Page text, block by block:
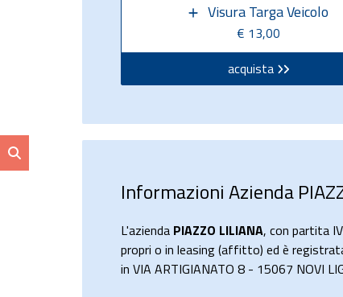
Visura Targa Veicolo
€ 13,00
acquista
Informazioni Azienda
L'azienda PIAZZO LILIANA, con partita
propri o in leasing (affitto) ed è
in VIA ARTIGIANATO 8 - 15067 NOVI